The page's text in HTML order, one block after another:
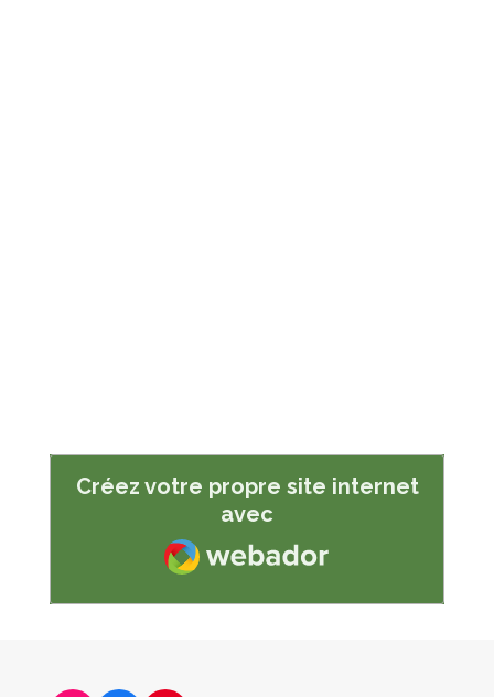
Créez votre propre site internet
avec
Webador